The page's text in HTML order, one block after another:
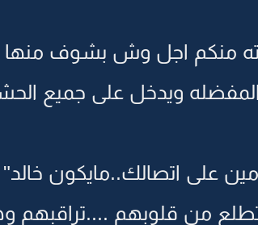
اجل وش بشوف منها
ويدخل على جميع
على اتصالك..مايكون خالد"
من قلوبهم